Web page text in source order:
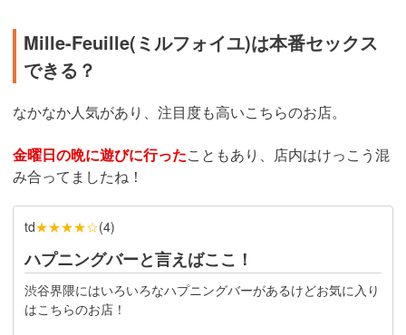
Mille-Feuille(ミルフォイユ)は本番セックス
できる？
なかなか人気があり、注目度も高いこちらのお店。
金曜日の晩に遊びに行ったこともあり、店内はけっこう混
み合ってましたね！
td★★★★☆(4)
ハプニングバーと言えばここ！
渋谷界隈にはいろいろなハプニングバーがあるけどお気に入り
はこちらのお店！